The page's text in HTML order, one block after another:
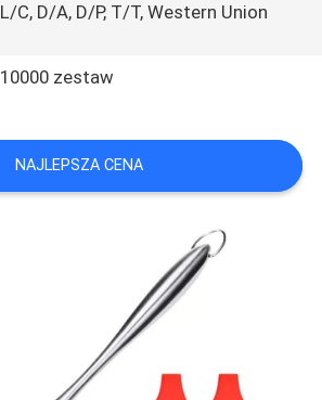
L/C, D/A, D/P, T/T, Western Union
10000 zestaw
NAJLEPSZA CENA